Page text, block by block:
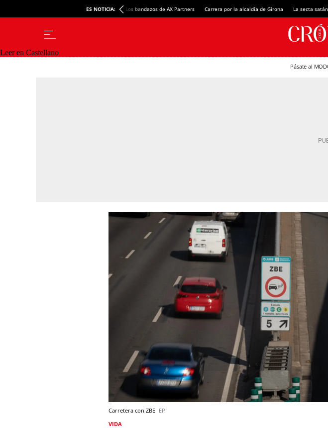
ES NOTICIA: Los bandazos de AX Partners Carrera por la alcaldía de Girona La secta
Leer en Castellano
Pásate al
Carretera con ZBE EP
VIDA